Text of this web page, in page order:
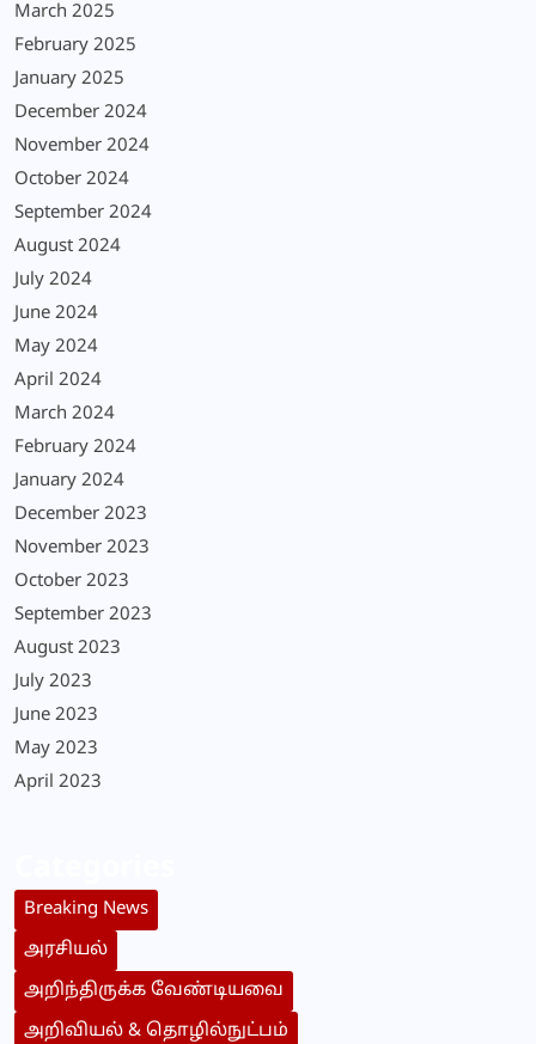
March 2025
February 2025
January 2025
December 2024
November 2024
October 2024
September 2024
August 2024
July 2024
June 2024
May 2024
April 2024
March 2024
February 2024
January 2024
December 2023
November 2023
October 2023
September 2023
August 2023
July 2023
June 2023
May 2023
April 2023
Breaking News
அரசியல்
அறிந்திருக்க வேண்டியவை
அறிவியல் & தொழில்நுட்பம்